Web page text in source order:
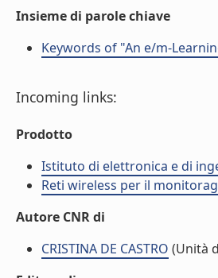
Insieme di parole chiave
Keywords of "An e/m-
Incoming links:
Prodotto
Istituto di elettronica e di
Reti wireless per il
Autore CNR di
CRISTINA DE CASTRO (Unità